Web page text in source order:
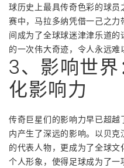
球历史上最具传奇色彩的球
赛中，马拉多纳凭借一己之
间成为了全球球迷津津乐道
的一次伟大奇迹，令人永远难
3、影响世
化影响力
传奇巨星们的影响力早已超
内产生了深远的影响。以贝
的代表人物，更成为了全球
个人形象，使得足球成为了